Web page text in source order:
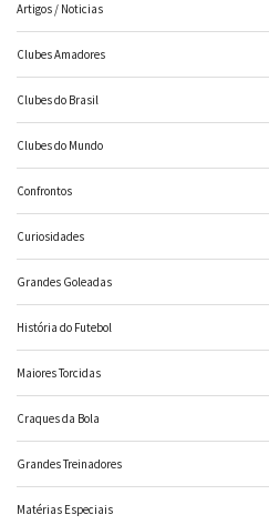
Artigos / Noticias
Clubes Amadores
Clubes do Brasil
Clubes do Mundo
Confrontos
Curiosidades
Grandes Goleadas
História do Futebol
Maiores Torcidas
Craques da Bola
Grandes Treinadores
Matérias Especiais